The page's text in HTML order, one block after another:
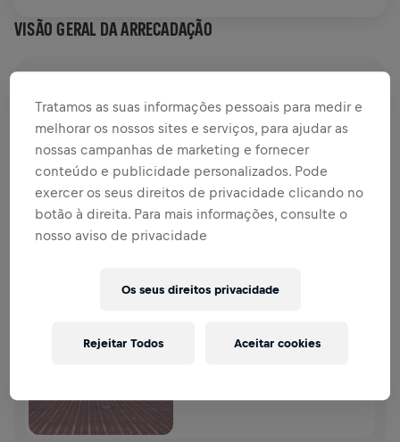
VISÃO GERAL DA ARRECADAÇÃO
DOAÇÕES DOE
Doe para fazer a diferença! 100% da sua doação vai
para a pesquisa sobre lesões na medula espinhal.
HISTÓRIA
Tratamos as suas informações pessoais para medir e
melhorar os nossos sites e serviços, para ajudar as
nossas campanhas de marketing e fornecer
conteúdo e publicidade personalizados. Pode
exercer os seus direitos de privacidade clicando no
botão à direita. Para mais informações, consulte o
nosso aviso de privacidade
Os seus direitos privacidade
Rejeitar Todos Aceitar cookies